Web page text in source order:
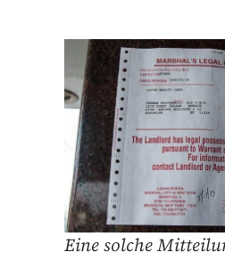
Eine solche